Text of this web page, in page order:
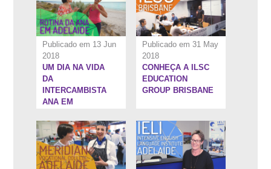
Publicado em 13 Jun
2018
UM DIA NA VIDA
DA
INTERCAMBISTA
ANA EM
Publicado em 31 May
2018
CONHEÇA A ILSC
EDUCATION
GROUP BRISBANE